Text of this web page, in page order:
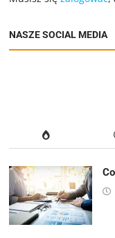
NASZE SOCIAL MEDIA